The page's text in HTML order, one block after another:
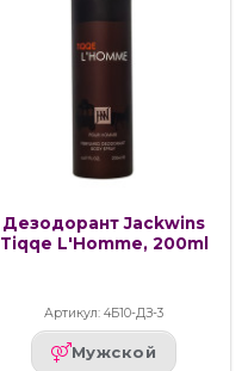
Дезодорант Jackwins
Tiqqe L'Homme, 200ml
Артикул: 4Б10-ДЗ-3
Мужской